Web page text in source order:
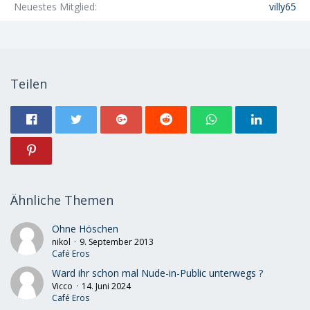
Neuestes Mitglied villy65
Teilen
Ähnliche Themen
Ohne Höschen
nikol
9. September 2013
Café Eros
Ward ihr schon mal Nude-in-Public unterwegs ?
Vicco
14. Juni 2024
Café Eros